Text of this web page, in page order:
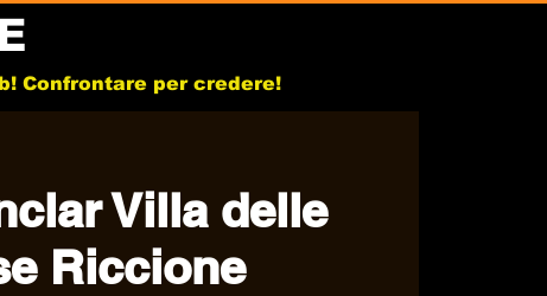
Confrontare per credere!
Villa delle
Riccione